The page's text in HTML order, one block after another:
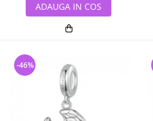
ADAUGA IN COS
-46%